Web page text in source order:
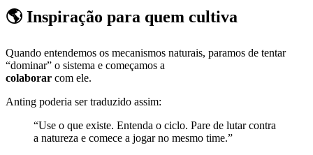
🌎 Inspiração para quem cultiva
Quando entendemos os mecanismos naturais, paramos de tentar
“dominar” o sistema e começamos a
colaborar com ele.
Anting poderia ser traduzido assim:
“Use o que existe. Entenda o ciclo. Pare de lutar contra
a natureza e comece a jogar no mesmo time.”